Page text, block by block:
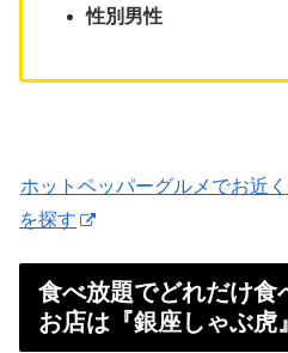
性別男性
ホットペッパーグルメでお近
を探す
食べ放題でどれだけ食
お店は『銀座しゃぶ虎』